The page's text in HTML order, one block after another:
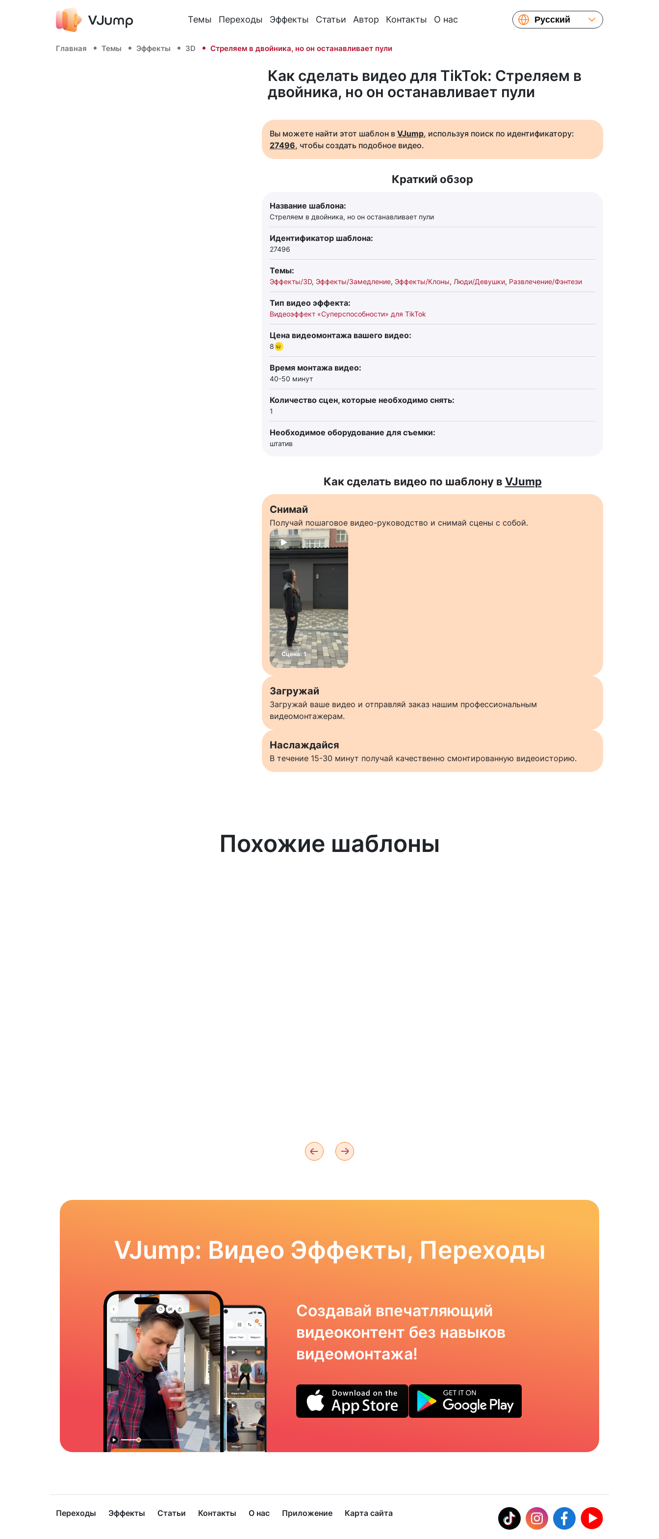
Темы Переходы Эффекты Статьи Автор Контакты О нас
Русский
Français
Главная Темы Эффекты 3D Стреляем в двойника, но он останавливает пули
Как сделать видео для TikTok: Стреляем в
двойника, но он останавливает пули
Вы можете найти этот шаблон в VJump, используя поиск по идентификатору:
27496, чтобы создать подобное видео.
Краткий обзор
Название шаблона:
Стреляем в двойника, но он останавливает пули
Идентификатор шаблона:
27496
Темы:
Эффекты/3D, Эффекты/Замедление, Эффекты/Клоны, Люди/Девушки, Развлечение/Фэнтези
Тип видео эффекта:
Видеоэффект «Суперспособности» для TikTok
Цена видеомонтажа вашего видео:
8
Время монтажа видео:
40-50 минут
Количество сцен, которые необходимо снять:
1
Необходимое оборудование для съемки:
штатив
Как сделать видео по шаблону в VJump
Снимай
Получай пошаговое видео-руководство и снимай сцены с собой.
Загружай
Загружай ваше видео и отправляй заказ нашим профессиональным
видеомонтажерам.
Наслаждайся
В течение 15-30 минут получай качественно смонтированную видеоисторию.
Похожие шаблоны
VJump: Видео Эффекты, Переходы
Создавай впечатляющий
видеоконтент без навыков
видеомонтажа!
Переходы Эффекты Статьи Контакты О нас Приложение Карта сайта